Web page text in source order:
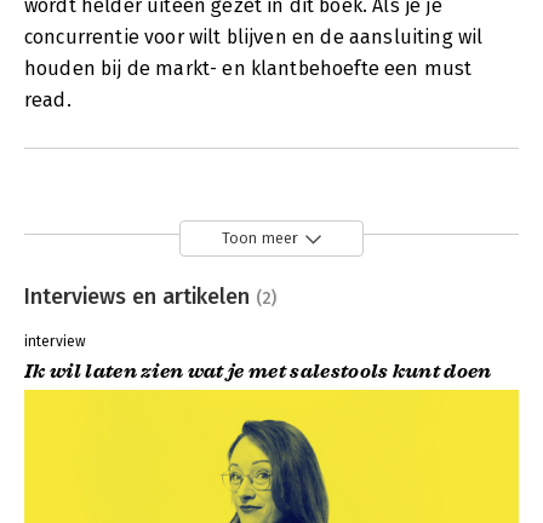
wordt helder uiteen gezet in dit boek. Als je je
concurrentie voor wilt blijven en de aansluiting wil
houden bij de markt- en klantbehoefte een must
read.
Toon meer
Interviews en artikelen (2)
interview
Ik wil laten zien wat je met salestools kunt doen